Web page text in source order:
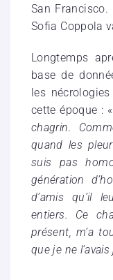
San Francisco.
Sofia Coppola
Longtemps
base de
les
cette époque : «
chagrin.
quand les
suis pas
génération
d’amis qu’il
entiers. Ce
présent, m’a
que je ne